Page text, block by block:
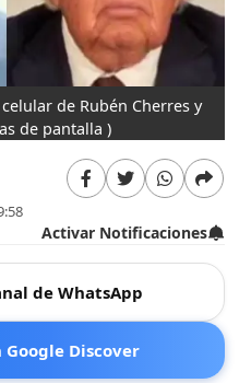
de Rubén Cherres y
de pantalla )
Activar Notificaciones
de WhatsApp
Google Discover